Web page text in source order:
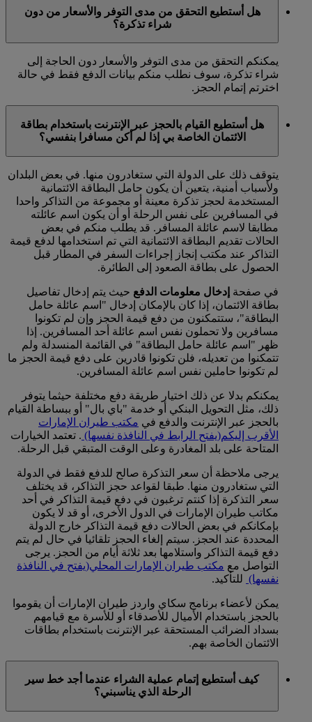
هل أستطيع التحقق من مدى التوفر والأسعار من دون
شراء تذكرة؟
يمكنكم التحقق من مدى التوفر والأسعار دون الحاجة إلى
شراء تذكرة، سوف نطلب منكم بيانات الدفع فقط في حالة
اخترتم إتمام الحجز.
هل أستطيع القيام بالحجز عبر الإنترنت باستخدام بطاقة
الائتمان الخاصة بي إذا لم أكن مسافرا بنفسي؟
يتوقف ذلك على الدولة التي ستغادرون منها. في بعض البلدان
ولأسباب أمنية، يتعين أن يكون حامل البطاقة الائتمانية
المستخدمة لحجز تذكرة معينة أو مجموعة من التذاكر واحدا
في المسافرين على نفس الرحلة أو أن يكون اسم عائلته
مطابقا لاسم عائلة المسافر. قد يطلب منكم في بعض
الحالات تقديم البطاقة الائتمانية التي تم استخدامها لدفع قيمة
التذاكر عند مكتب إنجاز إجراءات السفر في المطار قبل
الحصول على بطاقة الصعود إلى الطائرة.
في صفحة إدخال معلومات الدفع حيث يتم إدخال تفاصيل
بطاقة الائتمان، إذا كان بالإمكان إدخال "اسم عائلة حامل
البطاقة"، ستتمكنون من دفع قيمة الحجز وإن لم تكونوا
مسافرين ولا تحملون نفس اسم عائلة أحد المسافرين. إذا
ظهر "اسم عائلة حامل البطاقة" في القائمة المنسدلة ولم
تتمكنوا من تعديله، فلن تكونوا قادرين على دفع قيمة الحجز ما
لم تكونوا حاملين نفس اسم عائلة المسافرين.
يمكنكم بدلا عن ذلك اختيار طريقة دفع مختلفة حيثما يتوفر
ذلك، مثل التحويل البنكي أو خدمة "باي بال" أو ببساطة القيام
بالحجز عبر الإنترنت والدفع في مكتب طيران الإمارات
الأقرب إليكم(يفتح الرابط في النافذة نفسها) . تعتمد الخيارات
المتاحة على بلد المغادرة وعلى الوقت المتبقي قبل الرحلة.
يرجى ملاحظة أن سعر التذكرة صالح للدفع فقط في الدولة
التي ستغادرون منها. طبقا لقواعد حجز التذاكر، قد يختلف
سعر التذكرة إذا كنتم ترغبون في دفع قيمة التذاكر في أحد
مكاتب طيران الإمارات في الدول الأخرى، أو قد لا يكون
بإمكانكم في بعض الحالات دفع قيمة التذاكر خارج الدولة
المحددة عند الحجز. سيتم إلغاء الحجز تلقائيا في حال لم يتم
دفع قيمة التذاكر واستلامها بعد ثلاثة أيام من الحجز. يرجى
التواصل مع مكتب طيران الإمارات المحلي(يفتح في النافذة
نفسها) للتأكيد.
يمكن لأعضاء برنامج سكاي واردز طيران الإمارات أن يقوموا
بالحجز باستخدام الأميال للأصدقاء أو للأسرة مع قيامهم
بسداد الضرائب المستحقة عبر الإنترنت باستخدام بطاقات
الائتمان الخاصة بهم.
كيف أستطيع إتمام عملية الشراء عندما أجد خط سير
الرحلة الذي يناسبني؟